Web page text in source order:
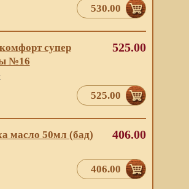
530.00
супер
№16
525.00
525.00
масло 50мл (бад)
406.00
406.00